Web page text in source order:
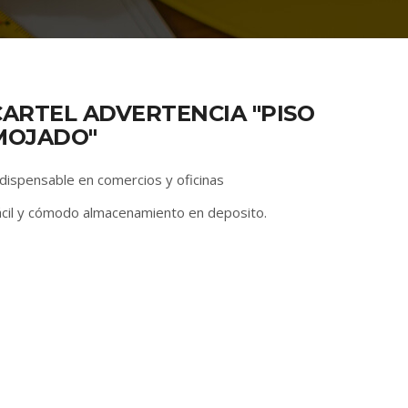
ADVERTENCIA "PISO
en comercios y oficinas
y cómodo almacenamiento en deposito.